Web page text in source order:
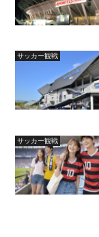
サッカー観戦
サッカー観戦